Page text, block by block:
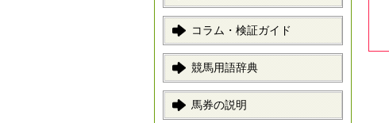
コラム・検証ガイド
競馬用語辞典
馬券の説明